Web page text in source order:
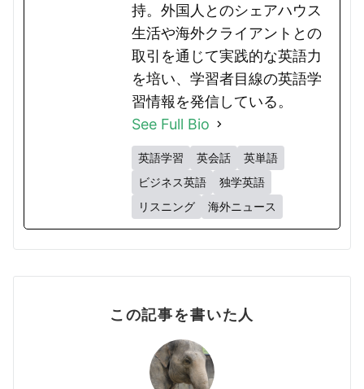
持。外国人とのシェアハウス
生活や海外クライアントとの
取引を通じて実践的な英語力
を培い、学習者目線の英語学
習情報を発信している。
See Full Bio
英語学習 英会話
英単語
ビジネス英語
独学英語
リスニング
海外ニュース
この記事を書いた人